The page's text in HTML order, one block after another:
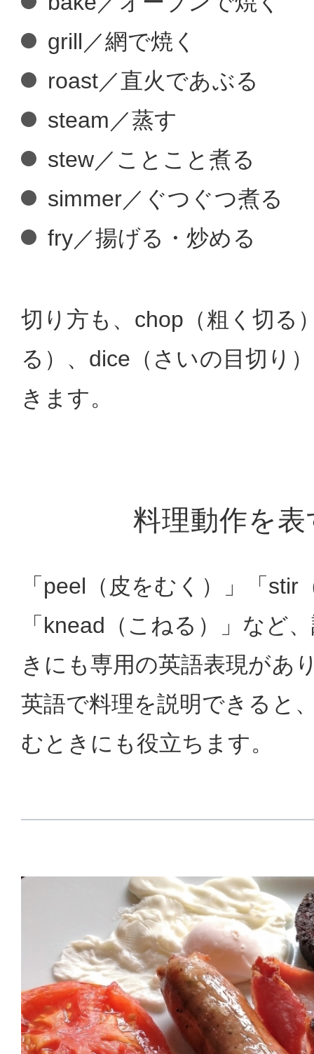
grill／網で焼く
roast／直火であぶる
steam／蒸す
stew／ことこと煮る
simmer／ぐつぐつ煮る
fry／揚げる・炒める
切り方も、chop（粗く切る
る）、dice（さいの目切り
きます。
料理動作を表
「peel（皮をむく）」「stir
「knead（こねる）」など
きにも専用の英語表現があ
英語で料理を説明できると
むときにも役立ちます。